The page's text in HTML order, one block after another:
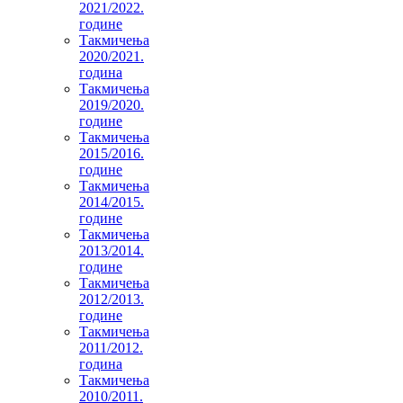
2021/2022.
године
Такмичења
2020/2021.
година
Такмичења
2019/2020.
године
Такмичења
2015/2016.
године
Такмичења
2014/2015.
године
Такмичења
2013/2014.
године
Такмичења
2012/2013.
године
Такмичења
2011/2012.
година
Такмичења
2010/2011.